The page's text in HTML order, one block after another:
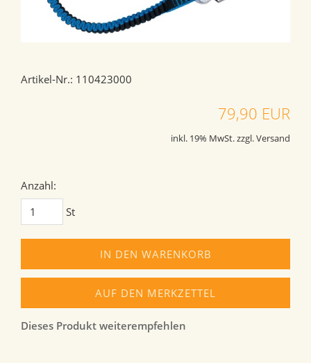
Artikel-Nr.: 110423000
79,90 EUR
inkl. 19% MwSt. zzgl. Versand
Anzahl:
St
IN DEN WARENKORB
AUF DEN MERKZETTEL
Dieses Produkt weiterempfehlen